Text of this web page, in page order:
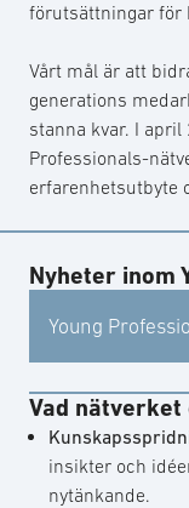
förutsättningar för
Vårt mål är att
generations
stanna kvar. I april
Professionals-
erfarenhetsutbyte
Nyheter inom
Young
Vad
insikter och
nytänkande.